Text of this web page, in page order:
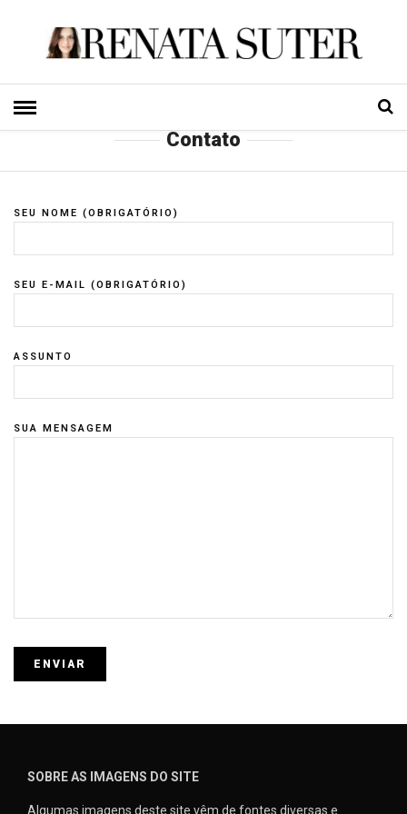
Contato
SEU NOME (OBRIGATÓRIO)
SEU E-MAIL (OBRIGATÓRIO)
ASSUNTO
SUA MENSAGEM
SOBRE AS IMAGENS DO SITE
Algumas imagens deste site vêm de fontes diversas e